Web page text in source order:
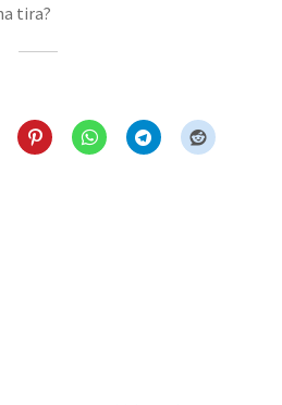
tira?